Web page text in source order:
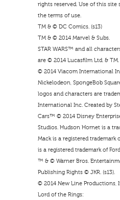
rights reserved. Use of this
the terms of use.
TM & © DC Comics. (s13)
TM & © 2014 Marvel & Subs.
STAR WARS™ and all
are © 2014 Lucasfilm Ltd. &
© 2014 Viacom International
Nickelodeon, SpongeBob
logos and characters are
International Inc. Created by
Cars™ © 2014 Disney
Studios. Hudson Hornet is a
Mack is a registered trademark
is a registered trademark of
™ & © Warner Bros.
Publishing Rights © JKR. (s13).
© 2014 New Line Productions,
Lord of the Rings: